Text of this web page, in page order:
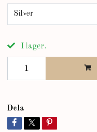
Silver
I lager.
Dela